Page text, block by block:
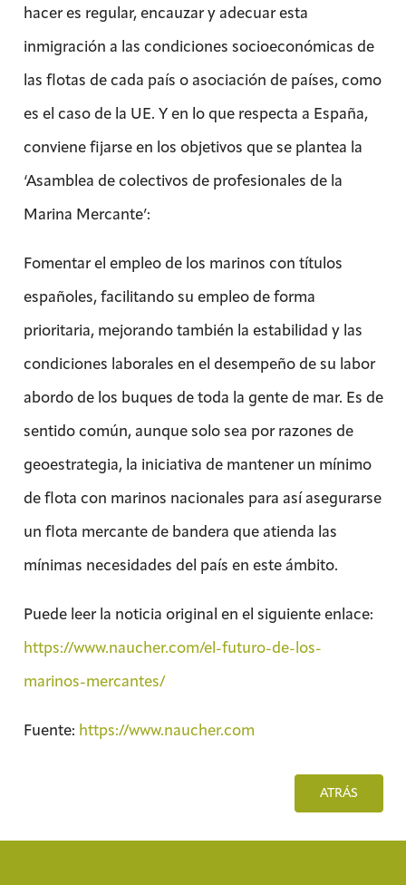
hacer es regular, encauzar y adecuar esta
inmigración a las condiciones socioeconómicas de
las flotas de cada país o asociación de países, como
es el caso de la UE. Y en lo que respecta a España,
conviene fijarse en los objetivos que se plantea la
‘Asamblea de colectivos de profesionales de la
Marina Mercante’:
Fomentar el empleo de los marinos con títulos
españoles, facilitando su empleo de forma
prioritaria, mejorando también la estabilidad y las
condiciones laborales en el desempeño de su labor
abordo de los buques de toda la gente de mar. Es de
sentido común, aunque solo sea por razones de
geoestrategia, la iniciativa de mantener un mínimo
de flota con marinos nacionales para así asegurarse
un flota mercante de bandera que atienda las
mínimas necesidades del país en este ámbito.
Puede leer la noticia original en el siguiente enlace:
https://www.naucher.com/el-futuro-de-los-
marinos-mercantes/
Fuente: https://www.naucher.com
ATRÁS